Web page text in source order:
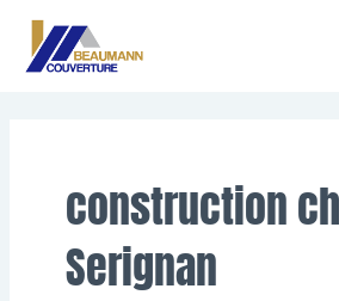
Aller
construction
Serignan